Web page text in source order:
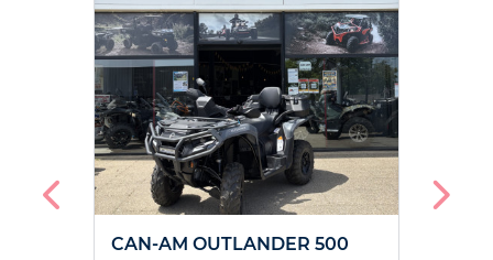
CAN-AM OUTLANDER 500